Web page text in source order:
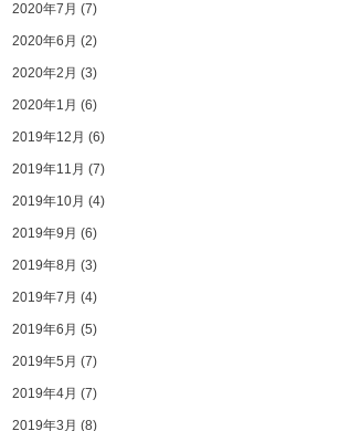
2020年7月 (7)
2020年6月 (2)
2020年2月 (3)
2020年1月 (6)
2019年12月 (6)
2019年11月 (7)
2019年10月 (4)
2019年9月 (6)
2019年8月 (3)
2019年7月 (4)
2019年6月 (5)
2019年5月 (7)
2019年4月 (7)
2019年3月 (8)